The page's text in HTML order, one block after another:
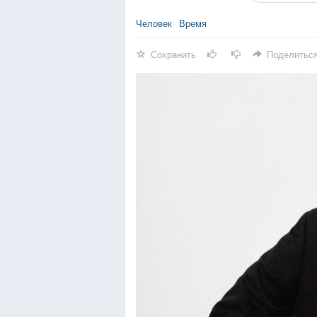
Человек Время
Сохранить